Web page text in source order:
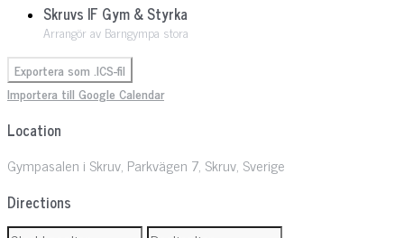
Skruvs IF Gym & Styrka
Arrangör av Barngympa stora
Exportera som .ICS-fil
Importera till Google Calendar
Location
Gympasalen i Skruv, Parkvägen 7, Skruv, Sverige
Directions